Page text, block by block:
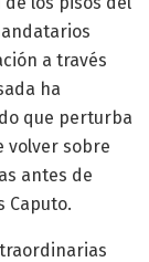
a través
ha
que perturba
volver sobre
antes de
Caputo.